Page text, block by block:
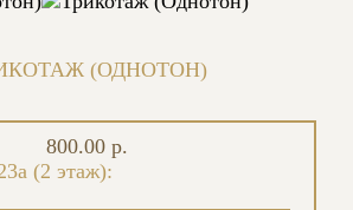
(ОДНОТОН)
(2 этаж):
800.00 р.